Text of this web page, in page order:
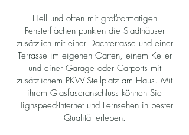
Hell und offen mit großformatigen
Fensterflächen punkten die Stadthäuser
zusätzlich mit einer Dachterrasse und einer
Terrasse im eigenen Garten, einem Keller
und einer Garage oder Carports mit
zusätzlichem PKW-Stellplatz am Haus. Mit
ihrem Glasfaseranschluss können Sie
Highspeed-Internet und Fernsehen in bester
Qualität erleben.